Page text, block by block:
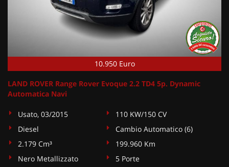
10.950 Euro
LAND ROVER Range Rover Evoque 2.2 TD4 5p. Dynamic
Automatica Navi
Usato, 03/2015
110 KW/150 CV
Diesel
Cambio Automatico (6)
2.179 Cm³
199.960 Km
Nero Metallizzato
5 Porte